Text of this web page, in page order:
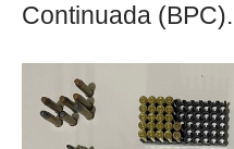
Continuada (BPC).